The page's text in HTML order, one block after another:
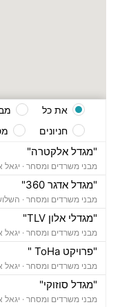
"מגדל אלקטרה"
מבני משרדים ומסחר · יגאל אלון 96,
"מגדל אדגר 360"
מבני משרדים ומסחר · השלושה 2, תל
"מגדלי אלון TLV"
מבני משרדים ומסחר · יגאל אלון 94,
"פרויקט ToHa "
מבני משרדים ומסחר · יגאל אלון 114,
"מגדל סוזוקי"
מבני משרדים ומסחר · יגאל אלון 82,
את כל
חניונים